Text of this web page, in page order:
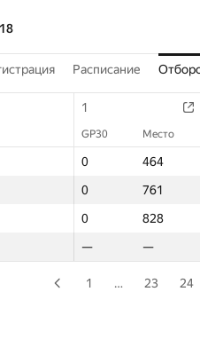
Расписание
1
GP30 Место
0
464
0
761
0
828
— —
1
GP30 Место
0
464
0
761
0
828
— —
1 … 23 24